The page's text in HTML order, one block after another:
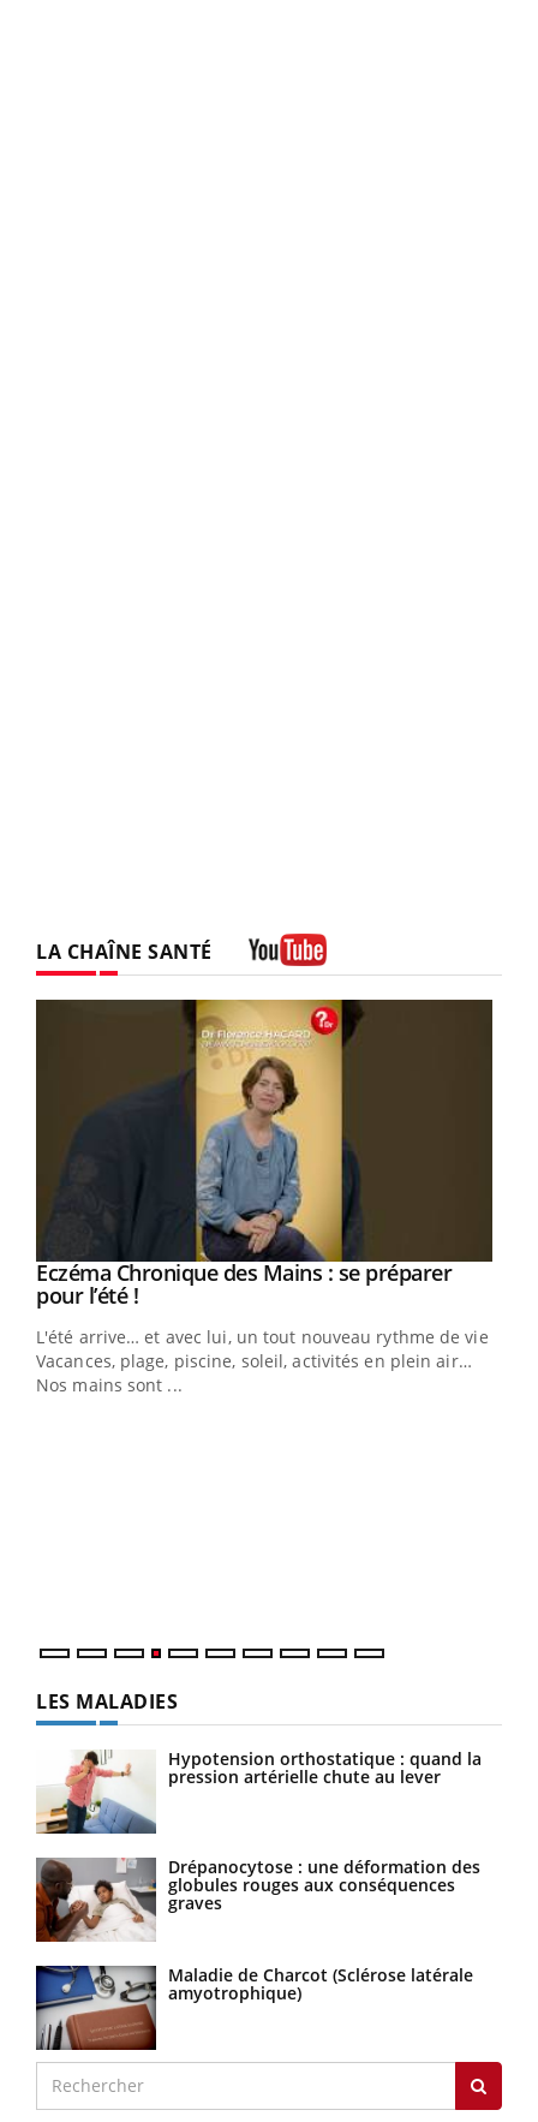
LA CHAÎNE SANTÉ
Youtube
Eczéma Chronique des Mains : se préparer
pour l’été !Youtube
L'été arrive… et avec lui, un tout nouveau rythme de vie !
Vacances, plage, piscine, soleil, activités en plein air…
Nos mains sont ...
LES MALADIES
Hypotension orthostatique : quand la
pression artérielle chute au lever
Drépanocytose : une déformation des
globules rouges aux conséquences
graves
Maladie de Charcot (Sclérose latérale
amyotrophique)